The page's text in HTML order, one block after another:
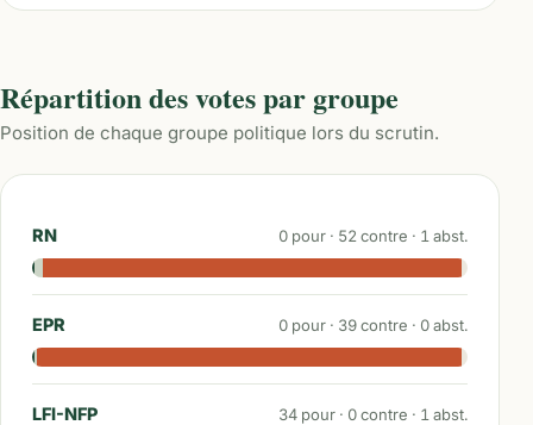
Répartition des votes par groupe
Position de chaque groupe politique lors du scrutin.
RN 0 pour · 52 contre · 1 abst.
EPR 0 pour · 39contre · 0abst.
LFI-NFP 34 pour · 0contre · 1 abst.